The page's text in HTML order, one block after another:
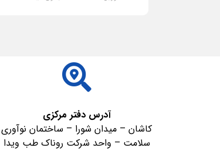
آدرس دفتر مرکزی
کاشان – میدان شورا – ساختمان نوآوری
سلامت – واحد شرکت روناک طب ویدا